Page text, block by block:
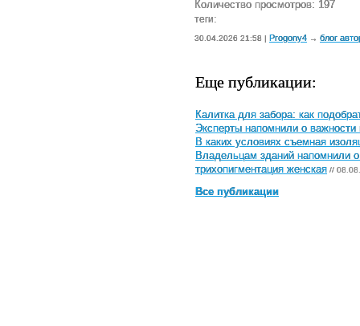
Количество просмотров: 197
теги:
30.04.2026 21:58 | Progony4 → блог
Еще публикации:
Калитка для забора: как
Эксперты напомнили о важности
В каких условиях съемная
Владельцам зданий напомнили о
трихопигментация женская //
Все публикации